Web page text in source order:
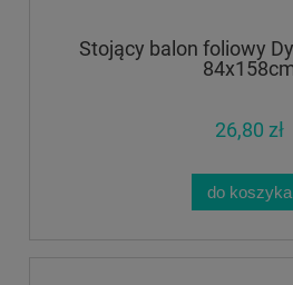
Stojący balon foliowy
26,80 zł
do koszyka